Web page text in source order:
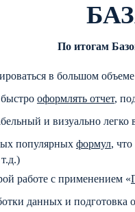
По итогам
в большом
оформлять отчет,
и визуально
популярных формул,
работе с применением «
данных и подготовка